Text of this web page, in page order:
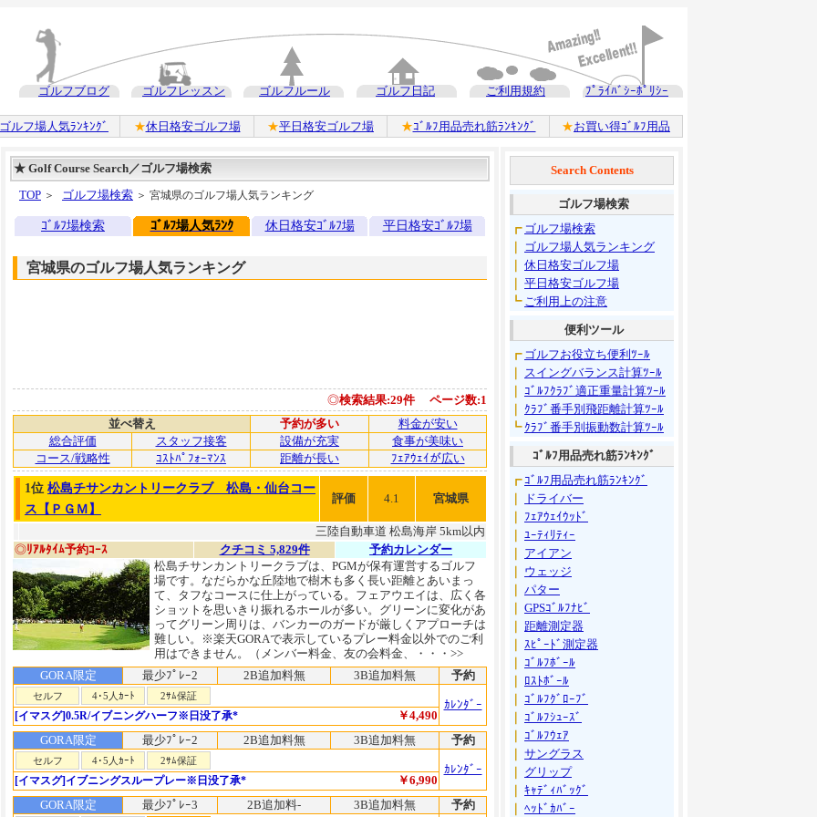
ゴルフブログ ゴルフレッスン ゴルフルール ゴルフ日記 ご利用規約 ﾌﾟﾗｲﾊﾞｼｰﾎﾟﾘｼｰ
ゴルフ場人気ﾗﾝｷﾝｸﾞ ★休日格安ゴルフ場 ★平日格安ゴルフ場 ★ｺﾞﾙﾌ用品売れ筋ﾗﾝｷﾝｸﾞ ★お買い得ｺﾞﾙﾌ用品
★ Golf Course Search／ゴルフ場検索
TOP ＞ ゴルフ場検索 ＞ 宮城県のゴルフ場人気ランキング
ｺﾞﾙﾌ場検索 ｺﾞﾙﾌ場人気ﾗﾝｸ 休日格安ｺﾞﾙﾌ場 平日格安ｺﾞﾙﾌ場
宮城県のゴルフ場人気ランキング
◎検索結果:29件 ページ数:1
並べ替え
予約が多い
料金が安い
総合評価
スタッフ接客 設備が充実
食事が美味い
コース/戦略性
ｺｽﾄﾊﾟﾌｫｰﾏﾝｽ 距離が長い ﾌｪｱｳｪｲが広い
1位 松島チサンカントリークラブ 松島・仙台コー
ス【ＰＧＭ】
評価 4.1 宮城県
三陸自動車道 松島海岸 5km以内
◎ﾘｱﾙﾀｲﾑ予約ｺｰｽ クチコミ 5,829件
予約カレンダー
松島チサンカントリークラブは、PGMが保有運営するゴルフ
場です。なだらかな丘陸地で樹木も多く長い距離とあいまっ
て、タフなコースに仕上がっている。フェアウエイは、広く各
ショットを思いきり振れるホールが多い。グリーンに変化があ
ってグリーン周りは、バンカーのガードが厳しくアプローチは
難しい。※楽天GORAで表示しているプレー料金以外でのご利
用はできません。（メンバー料金、友の会料金、・・・>>
GORA限定
最少ﾌﾟﾚｰ2 2B追加料無 3B追加料無 予約
セルフ 4･5人ｶｰﾄ 2ｻﾑ保証
ｶﾚﾝﾀﾞｰ
[イマスグ]0.5R/イブニングハーフ※日没了承*
￥4,490
GORA限定
最少ﾌﾟﾚｰ2 2B追加料無 3B追加料無 予約
セルフ 4･5人ｶｰﾄ 2ｻﾑ保証
ｶﾚﾝﾀﾞｰ
[イマスグ]イブニングスループレー※日没了承*
￥6,990
GORA限定
最少ﾌﾟﾚｰ3 2B追加料- 3B追加料無 予約
Search Contents
ゴルフ場検索
┏ ゴルフ場検索
ゴルフ場人気ランキング
休日格安ゴルフ場
平日格安ゴルフ場
┗ ご利用上の注意
便利ツール
┏ ゴルフお役立ち便利ﾂｰﾙ
スイングバランス計算ﾂｰﾙ
ｺﾞﾙﾌｸﾗﾌﾞ適正重量計算ﾂｰﾙ
ｸﾗﾌﾞ番手別飛距離計算ﾂｰﾙ
┗ ｸﾗﾌﾞ番手別振動数計算ﾂｰﾙ
ｺﾞﾙﾌ用品売れ筋ﾗﾝｷﾝｸﾞ
┏ｺﾞﾙﾌ用品売れ筋ﾗﾝｷﾝｸﾞ
ドライバー
ﾌｪｱｳｪｲｳｯﾄﾞ
ﾕｰﾃｨﾘﾃｨｰ
アイアン
ウェッジ
パター
GPSｺﾞﾙﾌﾅﾋﾞ
距離測定器
ｽﾋﾟｰﾄﾞ測定器
ｺﾞﾙﾌﾎﾞｰﾙ
ﾛｽﾄﾎﾞｰﾙ
ｺﾞﾙﾌｸﾞﾛｰﾌﾞ
ｺﾞﾙﾌｼｭｰｽﾞ
ｺﾞﾙﾌｳｪｱ
サングラス
グリップ
ｷｬﾃﾞｨﾊﾞｯｸﾞ
ﾍｯﾄﾞｶﾊﾞｰ